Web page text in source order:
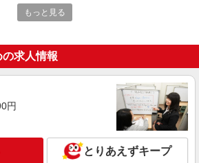
陵町≫日勤のみ＆残業ナシ！お迎えに間に
給1500円〜2125円 ＜日払い有/週払い有/交
支給(ガソリン代含む)＞
詳細を見る
もっと見る
求人情報
円
とりあえずキープ